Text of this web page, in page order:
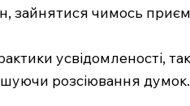
зайнятися чимось
усвідомленості,
розсіювання